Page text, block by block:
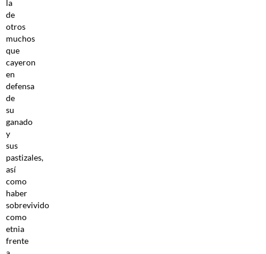
la
de
otros
muchos
que
cayeron
en
defensa
de
su
ganado
y
sus
pastizales,
así
como
haber
sobrevivido
como
etnia
frente